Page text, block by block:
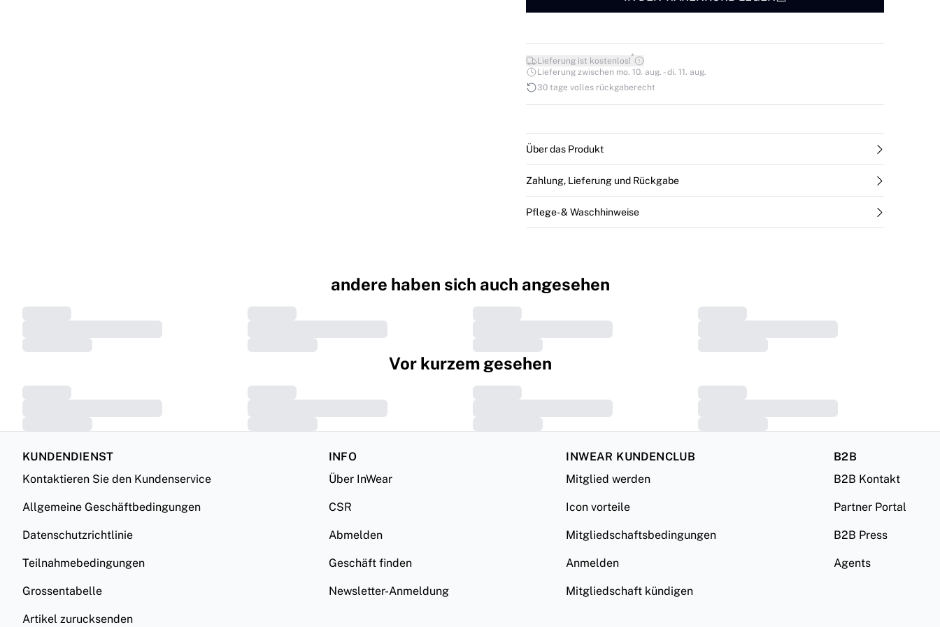
Lieferung ist kostenlos!*
Lieferung zwischen mo. 10. aug. - di. 11. aug.
30 tage volles rückgaberecht
Über das Produkt
Zahlung, Lieferung und Rückgabe
Pflege- & Waschhinweise
andere haben sich auch angesehen
Vor kurzem gesehen
KUNDENDIENST
Kontaktieren Sie den Kundenservice
Allgemeine Geschäftbedingungen
Datenschutzrichtlinie
Teilnahmebedingungen
Grossentabelle
Artikel zurucksenden
INFO
Über InWear
CSR
Abmelden
Geschäft finden
Newsletter-Anmeldung
INWEAR KUNDENCLUB
Mitglied werden
Icon vorteile
Mitgliedschaftsbedingungen
Anmelden
Mitgliedschaft kündigen
B2B
B2B Kontakt
Partner Portal
B2B Press
Agents